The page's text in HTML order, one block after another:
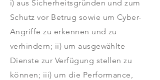
i) aus Sicherheitsgründen und zum
Schutz vor Betrug sowie um Cyber-
Angriffe zu erkennen und zu
verhindern; ii) um ausgewählte
Dienste zur Verfügung stellen zu
können; iii) um die Performance,